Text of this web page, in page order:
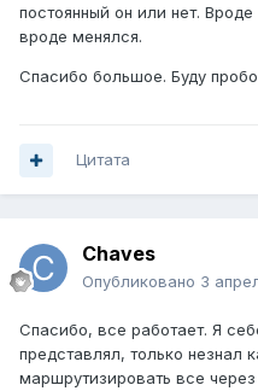
постоянный он или нет.
вроде менялся.
Спасибо большое. Буду
Цитата
Chaves
Опубликовано 3
Спасибо, все работает. Я
представлял, только незнал
маршрутизировать все